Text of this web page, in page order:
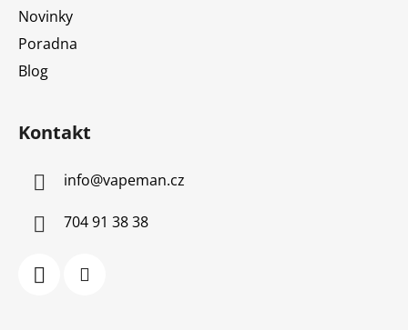
Novinky
Poradna
Blog
Kontakt
info@vapeman.cz
704 91 38 38